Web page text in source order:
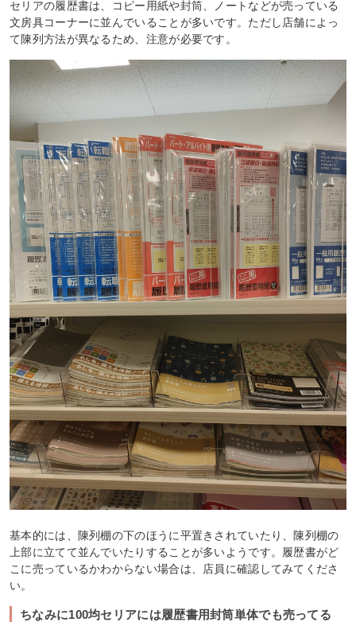
セリアの履歴書は、コピー用紙や封筒、ノートなどが売っている
文房具コーナーに並んでいることが多いです。ただし店舗によっ
て陳列方法が異なるため、注意が必要です。
基本的には、陳列棚の下のほうに平置きされていたり、陳列棚の
上部に立てて並んでいたりすることが多いようです。履歴書がど
こに売っているかわからない場合は、店員に確認してみてくださ
い。
ちなみに100均セリアには履歴書用封筒単体でも売ってる